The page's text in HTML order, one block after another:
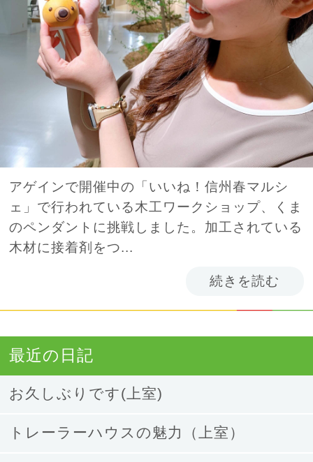
アゲインで開催中の「いいね！信州春マルシ
ェ」で行われている木工ワークショップ、くま
のペンダントに挑戦しました。加工されている
木材に接着剤をつ...
続きを読む
最近の日記
お久しぶりです(上室)
トレーラーハウスの魅力（上室）